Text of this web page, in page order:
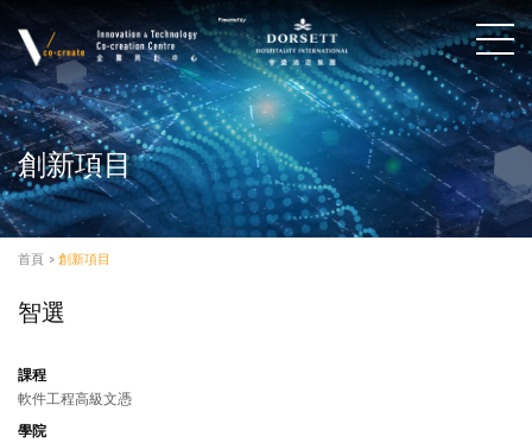
創新項目
首頁 > 創新項目
智選
課程
軟件工程高級文憑
學院